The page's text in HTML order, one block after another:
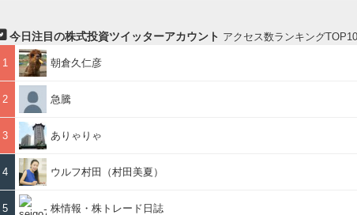
今日注目の株式投資ツイッターアカウント アクセス数ランキングTOP10
1 朝倉久仁彦
2 急騰
3 ありゃりゃ
4 ウルフ村田（村田美夏）
5 株情報・株トレード日誌